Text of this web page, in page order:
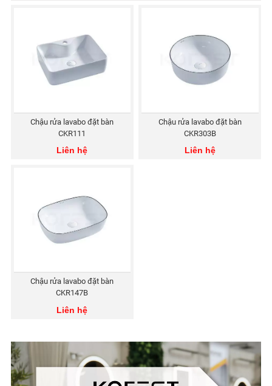
Chậu rửa lavabo đặt bàn
CKR111
Liên hệ
Chậu rửa lavabo đặt bàn
CKR303B
Liên hệ
Chậu rửa lavabo đặt bàn
CKR147B
Liên hệ